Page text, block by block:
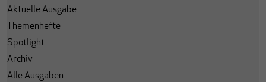
Aktuelle Ausgabe
Themenhefte
Spotlight
Archiv
Alle Ausgaben